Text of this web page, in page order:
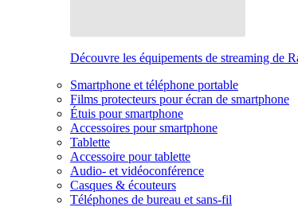
Découvre les équipements de streaming de
Smartphone et téléphone portable
Films protecteurs pour écran de smartphone
Étuis pour smartphone
Accessoires pour smartphone
Tablette
Accessoire pour tablette
Audio- et vidéoconférence
Casques & écouteurs
Téléphones de bureau et sans-fil